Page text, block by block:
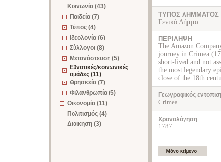
Κοινωνία (43)
Παιδεία (7)
Τύπος (4)
Ιδεολογία (6)
Σύλλογοι (8)
Μετανάστευση (5)
Εθνοτικές/κοινωνικές
ομάδες (11)
Θρησκεία (7)
Φιλανθρωπία (5)
Οικονομία (11)
Πολιτισμός (4)
Διοίκηση (3)
ΤΥΠΟΣ ΛΗΜΜΑΤΟΣ
Γενικό Λήμμα
ΠΕΡΙΛΗΨΗ
The Amazon
journey in Crimea
short-lived and not
the most legendary
close of the 18th
Γεωγραφικός
Crimea
Χρονολόγηση
1787